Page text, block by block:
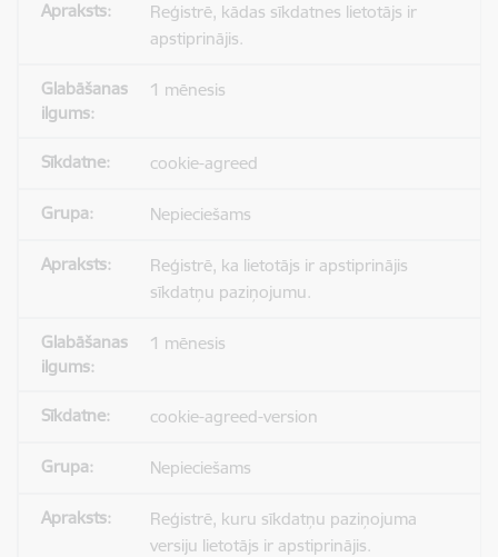
Reģistrē, kādas sīkdatnes lietotājs ir
apstiprinājis.
1 mēnesis
cookie-agreed
Nepieciešams
Reģistrē, ka lietotājs ir apstiprinājis
sīkdatņu paziņojumu.
1 mēnesis
cookie-agreed-version
Nepieciešams
Reģistrē, kuru sīkdatņu paziņojuma
versiju lietotājs ir apstiprinājis.